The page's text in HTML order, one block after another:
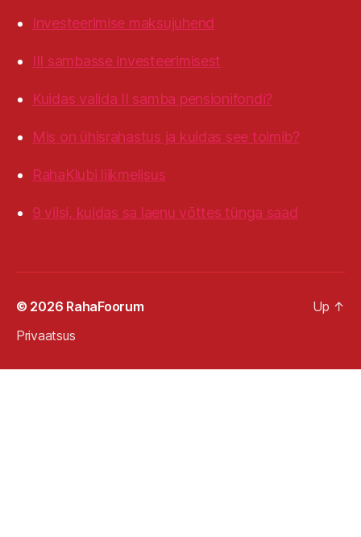
Investeerimise maksujuhend
III sambasse investeerimisest
Kuidas valida II samba pensionifondi?
Mis on ühisrahastus ja kuidas see toimib?
RahaKlubi liikmelisus
9 viisi, kuidas sa laenu võttes tünga saad
© 2026 RahaFoorum
Privaatsus
Up ↑